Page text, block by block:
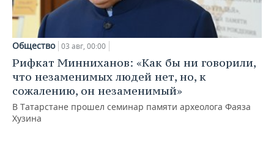
Общество 03 авг, 00:00
Рифкат Минниханов: «Как бы ни говорили,
что незаменимых людей нет, но, к
сожалению, он незаменимый»
В Татарстане прошел семинар памяти археолога Фаяза
Хузина